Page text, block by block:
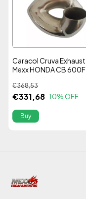
Caracol Cruva Exhaust
Mexx HONDA CB 600F
€331,68
€368,53
10% OFF